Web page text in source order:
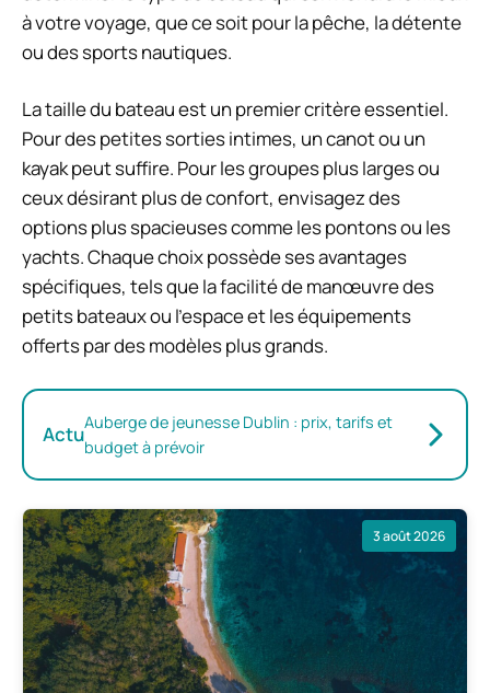
à votre voyage, que ce soit pour la pêche, la détente
ou des sports nautiques.
La taille du bateau est un premier critère essentiel.
Pour des petites sorties intimes, un canot ou un
kayak peut suffire. Pour les groupes plus larges ou
ceux désirant plus de confort, envisagez des
options plus spacieuses comme les pontons ou les
yachts. Chaque choix possède ses avantages
spécifiques, tels que la facilité de manœuvre des
petits bateaux ou l’espace et les équipements
offerts par des modèles plus grands.
ActuAuberge de jeunesse Dublin : prix, tarifs et
budget à prévoir
3 août 2026